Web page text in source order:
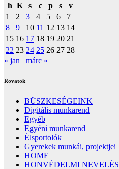
h K s c p s
v
1
2 3 4 5 6
7
8
9 10 11 12 13 14
15 16 17 18 19 20 21
22 23 24 25 26 27 28
« jan
márc »
Rovatok
BÜSZKESÉGEINK
Digitális munkarend
Egyéb
Egyéni munkarend
Élsportolók
Gyerekek munkái, projektjei
HOME
HONVÉDELMI NEVELÉS